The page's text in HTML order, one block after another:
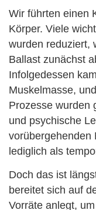
Wir führten einen
Körper. Viele
wurden reduziert,
Ballast zunächst
Infolgedessen
Muskelmasse,
Prozesse wurden
und psychische
vorübergehenden
lediglich als
Doch das ist
bereitet sich auf
Vorräte anlegt,